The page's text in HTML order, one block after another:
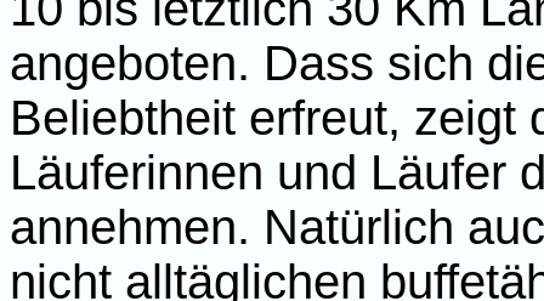
angeboten. Dass sich
Beliebtheit erfreut, zeigt
Läuferinnen und Läufer
annehmen. Natürlich
nicht alltäglichen